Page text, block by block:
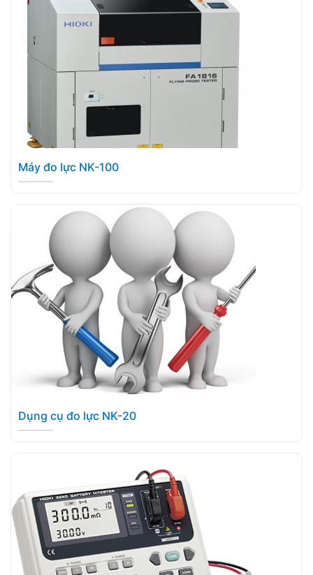
Máy đo lực NK-100
Dụng cụ đo lực NK-20